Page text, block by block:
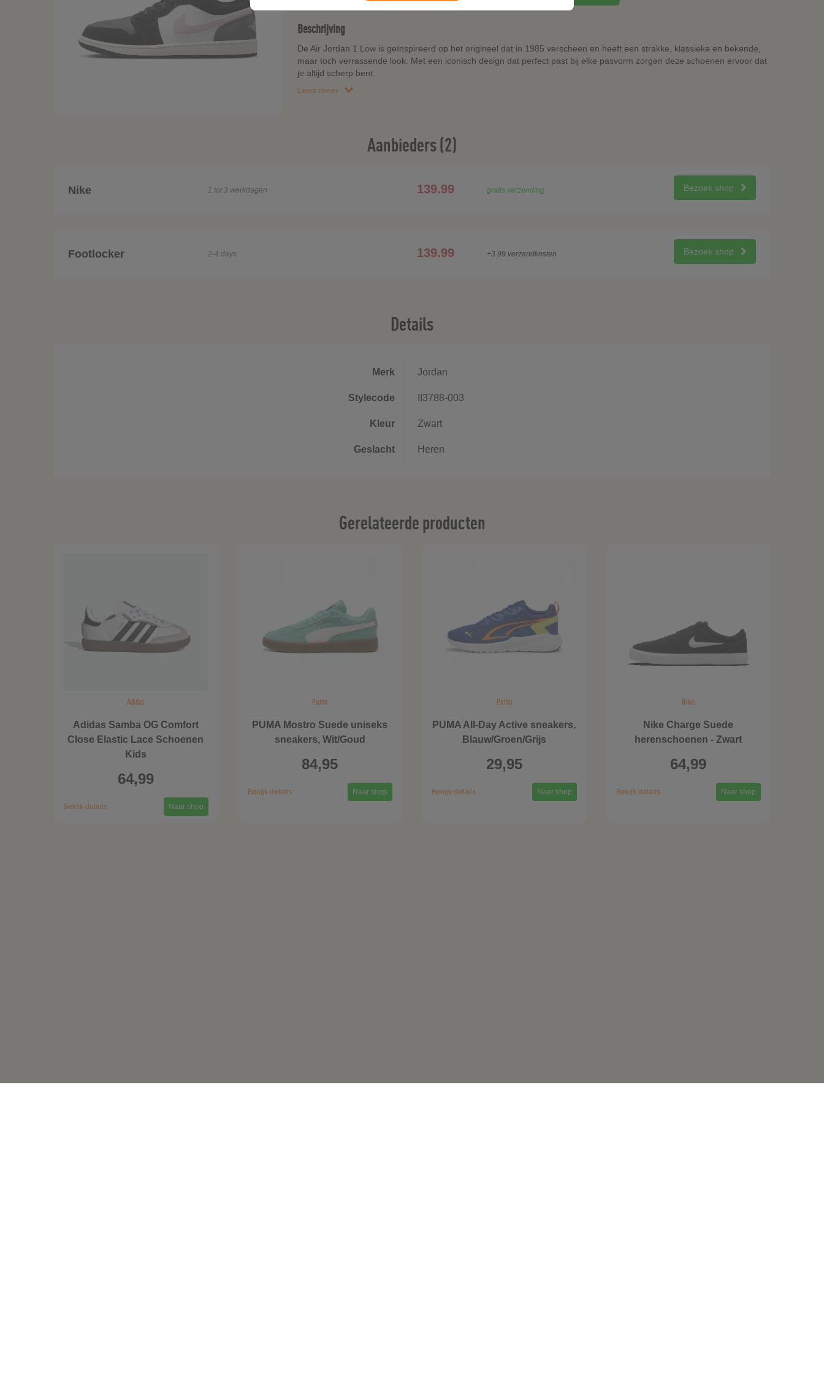
Beschrijving
De Air Jordan 1 Low is geïnspireerd op het origineel dat in 1985 verscheen en heeft een strakke, klassieke en bekende,
maar toch verrassende look. Met een iconisch design dat perfect past bij elke pasvorm zorgen deze schoenen ervoor dat
je altijd scherp bent.
Lees meer
Aanbieders (2)
Nike 139.99
1 tot 3 werkdagen gratis verzending Bezoek shop
Footlocker 139.99
2-4 days +3.99 verzendkosten Bezoek shop
Details
Merk Jordan
Stylecode II3788-003
Kleur Zwart
Geslacht Heren
Gerelateerde producten
Adidas
Adidas Samba OG Comfort
Close Elastic Lace Schoenen
Kids
64,99
Bekijk details Naar shop
Puma
PUMA Mostro Suede uniseks
sneakers, Wit/Goud
84,95
Bekijk details Naar shop
Puma
PUMA All-Day Active sneakers,
Blauw/Groen/Grijs
29,95
Bekijk details Naar shop
Nike
Nike Charge Suede
herenschoenen - Zwart
64,99
Bekijk details Naar shop